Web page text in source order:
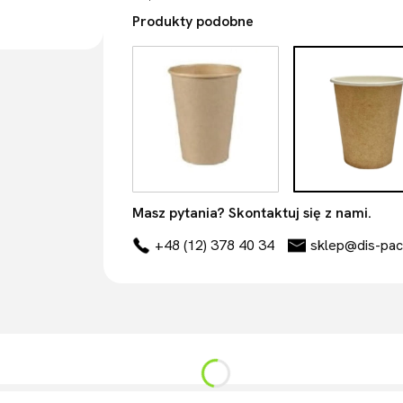
Produkty podobne
Masz pytania? Skontaktuj się z nami.
+48 (12) 378 40 34
sklep@dis-